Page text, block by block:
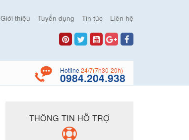
Giới thiệu Tuyển dụng Tin tức Liên hệ
Hotline 24/7(7h30-20h)
0984.204.938
THÔNG TIN HỖ TRỢ